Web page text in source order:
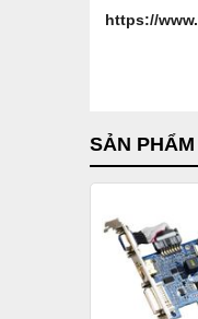
https://
SẢN